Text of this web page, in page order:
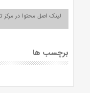
لینک اصل محتوا در
برچسب ها